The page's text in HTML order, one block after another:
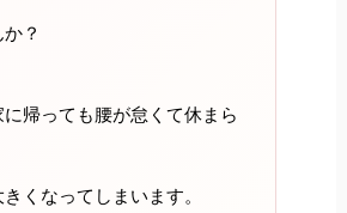
？
帰っても腰が怠くて休まら
くなってしまいます。